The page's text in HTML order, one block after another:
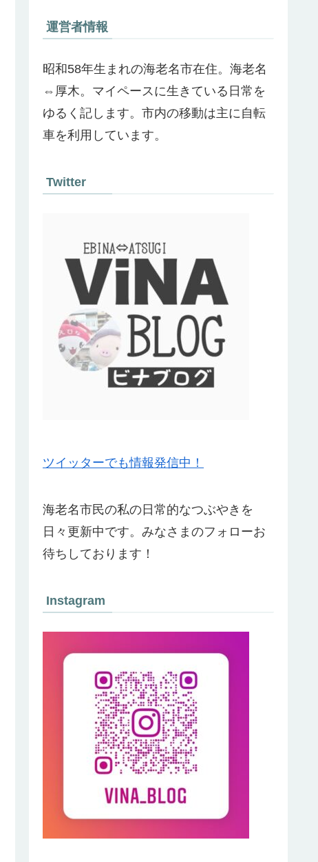
運営者情報
昭和58年生まれの海老名市在住。海老名
⇔厚木。マイペースに生きている日常を
ゆるく記します。市内の移動は主に自転
車を利用しています。
Twitter
ツイッターでも情報発信中！
海老名市民の私の日常的なつぶやきを
日々更新中です。みなさまのフォローお
待ちしております！
Instagram